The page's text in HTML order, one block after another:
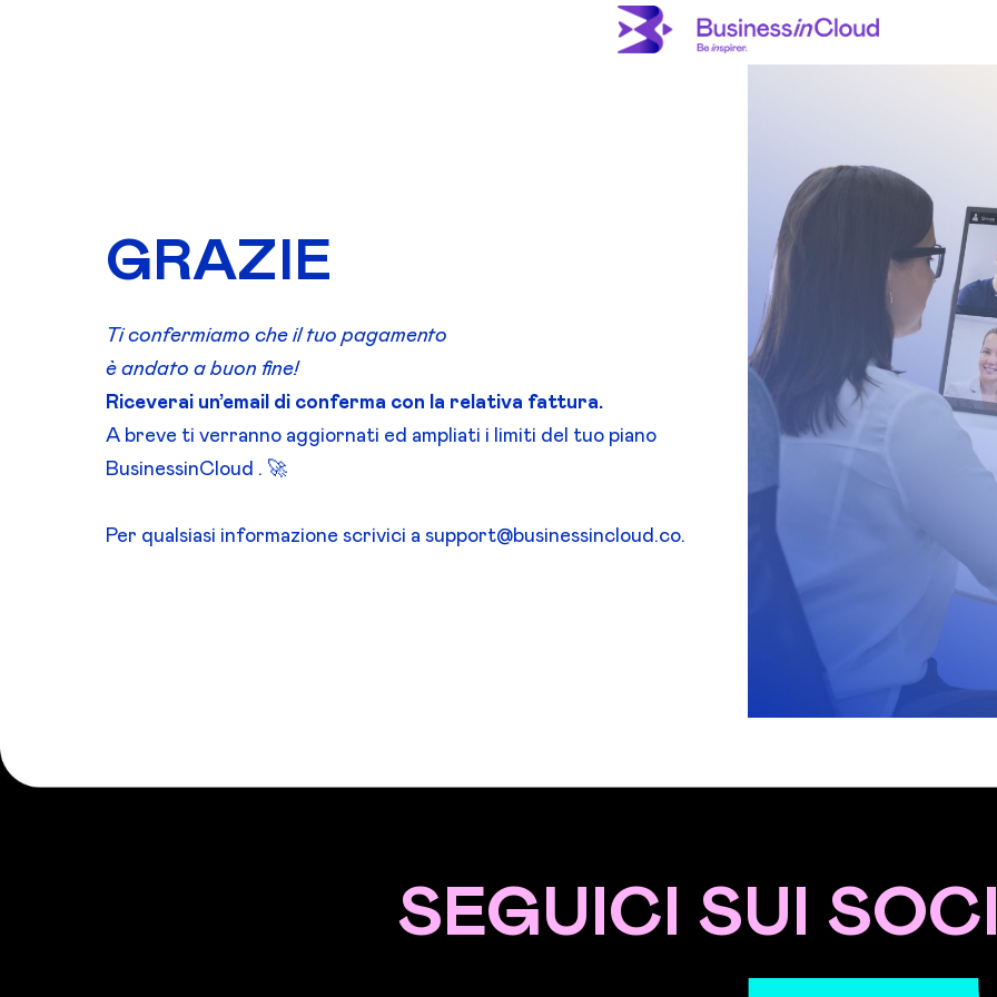
GRAZIE
Ti confermiamo che il tuo pagamento
è andato a buon fine!
Riceverai un’email di conferma con la relativa fattura.
A breve ti verranno aggiornati ed ampliati i limiti del tuo piano
BusinessinCloud . 🚀
Per qualsiasi informazione scrivici a support@businessincloud.co.
SEGUICI SUI